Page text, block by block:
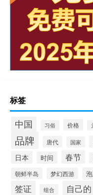
标签
中国 习俗 价格
品牌 唐代 国家
日本 时间 春节
朝鲜半岛 梦幻西游
签证 组合 自己的